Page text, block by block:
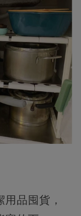
品囤貨，